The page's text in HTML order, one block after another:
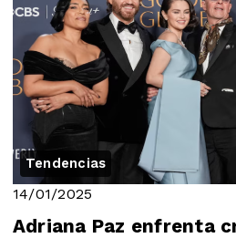
Tendencias
14/01/2025
Adriana Paz enfrenta